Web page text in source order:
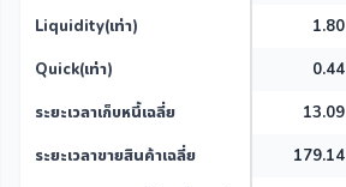
Liquidity(เท่า)
1.80
Quick(เท่า)
0.44
ระยะเวลาเก็บหนี้เฉลี่ย
13.09
ระยะเวลาขายสินค้าเฉลี่ย
179.14